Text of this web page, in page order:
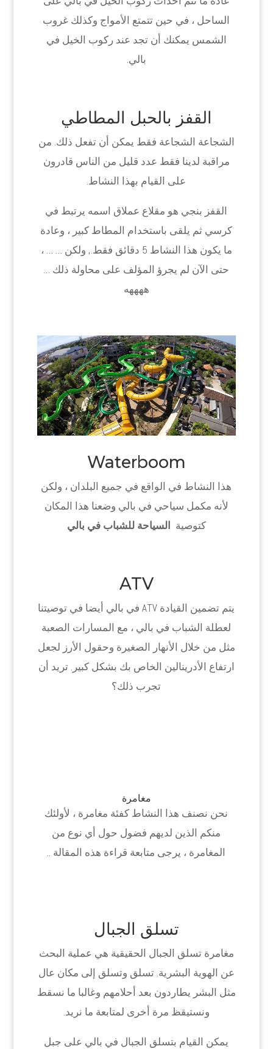
الساحل ، في حين تتمتع الأمواج وكذلك غروب
الشمس يمكنك أن تجد عند ركوب الخيل في
بالي.
القفز بالحبل المطاطي
الشجاعة الشجاعة فقط يمكن أن تفعل ذلك. من
مراقبة لدينا فقط عدد قليل من الناس قادرون
على القيام بهذا النشاط.
القفز بنجي هو مقلاع عملاق اسمه يرتبط في
كرسي ثم يلقى باستخدام المطاط كبير ، وعادة
ما يكون هذا النشاط 5 دقائق فقط., ولكن … … ،
حتى الآن لم يجرؤ المؤلف على محاولة ذلك …
ههههه
Waterboom
هذا النشاط في الواقع في جميع البلدان ، ولكن
لأنه مكمل سياحي في بالي وضعنا هذا المكان
كتوصية السياحة للشباب في بالي
ATV
يتم تضمين القيادة ATV في بالي أيضا في توصيتنا
لعطلة الشباب في بالي ، مع المسارات الصعبة
مثل من خلال الأنهار الصغيرة وحقول الأرز لجعل
ارتفاع الأدرينالين الخاص بك بشكل كبير. تريد أن
تجرب ذلك؟
مغامرة
نحن نصنف هذا النشاط كفئة مغامرة ، لأولئك
منكم الذين لديهم فضول حول أي نوع من
المغامرة ، يرجى متابعة قراءة هذه المقالة ..
تسلق الجبال
مغامرة تسلق الجبال الحقيقية هي عملية البحث
عن الهوية البشرية. تسلق وتسلق إلى مكان عال
مثل البشر يطاردون بعد أحلامهم وغالبا ما نسقط
ونستيقظ مرة أخرى لمتابعة ما نريد.
يمكن القيام بتسلق الجبال في بالي على جبل